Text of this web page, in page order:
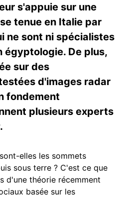
s'appuie sur une
tenue en Italie par
ne sont ni spécialistes
égyptologie. De plus,
sur des
d'images radar
fondement
plusieurs experts
elles les sommets
sous terre ? C'est ce que
d'une théorie récemment
basée sur les